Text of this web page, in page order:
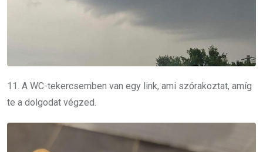
11. A WC-tekercsemben van egy link, ami szórakoztat, amíg
te a dolgodat végzed.